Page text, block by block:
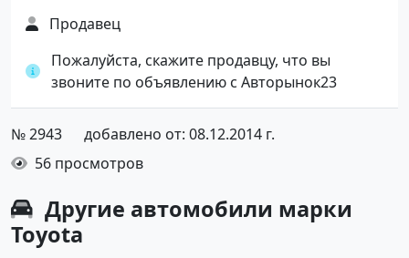
Продавец
Пожалуйста, скажите продавцу, что вы
звоните по объявлению с Авторынок23
№ 2943
добавлено от: 08.12.2014 г.
56 просмотров
Другие автомобили марки
Toyota